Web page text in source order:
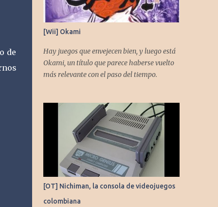
de
[Wii] Okami
Hay juegos que envejecen bien, y luego está
Okami, un título que parece haberse vuelto
más relevante con el paso del tiempo.
[OT] Nichiman, la consola de videojuegos
colombiana